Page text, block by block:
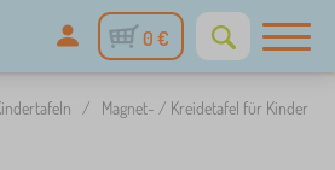
0 €
/
Magnet- / Kreidetafel für Kinder